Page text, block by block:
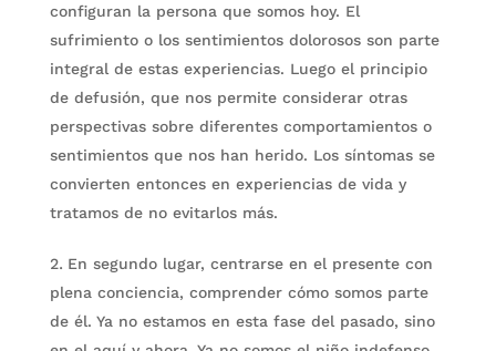
configuran la persona que somos hoy. El
sufrimiento o los sentimientos dolorosos son parte
integral de estas experiencias. Luego el principio
de defusión, que nos permite considerar otras
perspectivas sobre diferentes comportamientos o
sentimientos que nos han herido. Los síntomas se
convierten entonces en experiencias de vida y
tratamos de no evitarlos más.
En segundo lugar, centrarse en el presente con
plena conciencia, comprender cómo somos parte
de él. Ya no estamos en esta fase del pasado, sino